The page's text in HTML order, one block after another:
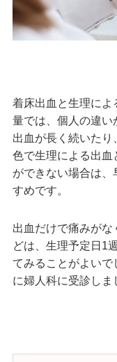
着床出血と生理によ
量では、個人の違い
出血が長く続いた
色で生理による出血
ができない場合は
すめです。
出血だけで痛みが
どは、生理予定日1
てみることがよい
に婦人科に受診しま